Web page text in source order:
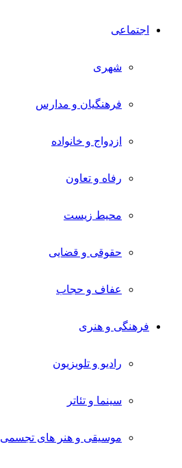
اجتماعی
شهری
فرهنگیان و مدارس
ازدواج و خانواده
رفاه و تعاون
محیط زیست
حقوقی و قضایی
عفاف و حجاب
فرهنگی و هنری
رادیو و تلویزیون
سینما و تئاتر
موسیقی و هنر های تجسمی